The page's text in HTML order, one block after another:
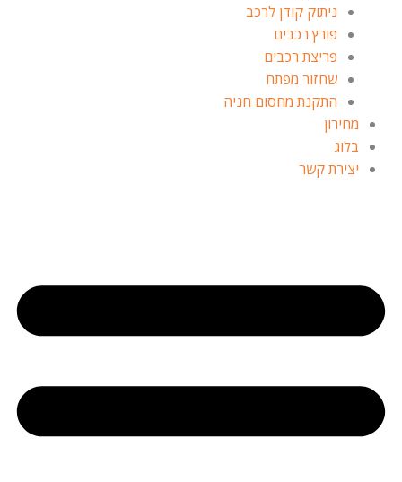
ניתוק קודן לרכב
פורץ רכבים
פריצת רכבים
שחזור מפתח
התקנת מחסום חניה
מחירון
בלוג
יצירת קשר